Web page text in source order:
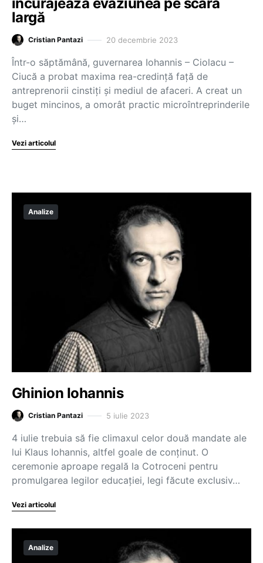
largă
Cristian Pantazi 20 decembrie 2023
Într-o săptămână, guvernarea Iohannis – Ciolacu –
Ciucă a probat maxima rea-credință față de
antreprenorii cinstiți și mediul de afaceri. A creat un
buget mincinos, a omorât practic microîntreprinderile
și…
Vezi articolul
Analize
Ghinion Iohannis
Cristian Pantazi 5 iulie 2023
4 iulie trebuia să fie climaxul celor două mandate ale
lui Klaus Iohannis, altfel goale de conținut. O
ceremonie aproape regală la Cotroceni pentru
promulgarea legilor educației, legi făcute exclusiv…
Vezi articolul
Analize